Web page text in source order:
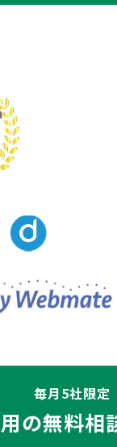
毎月5社限定
の無料相